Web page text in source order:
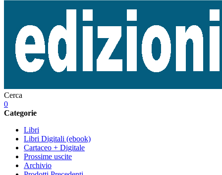
Cerca
0
Categorie
Libri
Libri Digitali (ebook)
Cartaceo + Digitale
Prossime uscite
Archivio